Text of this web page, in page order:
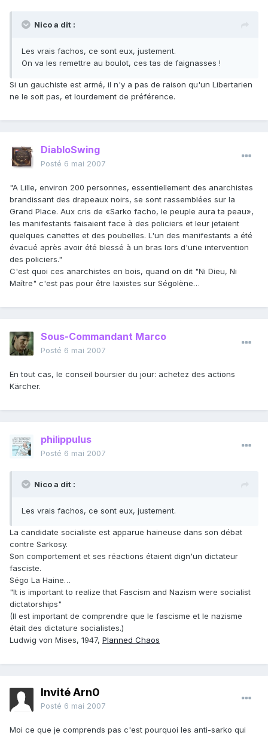
Nico a dit :
Les vrais fachos, ce sont eux, justement.
On va les remettre au boulot, ces tas de faignasses !
Si un gauchiste est armé, il n'y a pas de raison qu'un Libertarien
ne le soit pas, et lourdement de préférence.
DiabloSwing
Posté 6 mai 2007
"A Lille, environ 200 personnes, essentiellement des anarchistes
brandissant des drapeaux noirs, se sont rassemblées sur la
Grand Place. Aux cris de «Sarko facho, le peuple aura ta peau»,
les manifestants faisaient face à des policiers et leur jetaient
quelques canettes et des poubelles. L'un des manifestants a été
évacué après avoir été blessé à un bras lors d'une intervention
des policiers."
C'est quoi ces anarchistes en bois, quand on dit "Ni Dieu, Ni
Maître" c'est pas pour être laxistes sur Ségolène…
Sous-Commandant Marco
Posté 6 mai 2007
En tout cas, le conseil boursier du jour: achetez des actions
Kärcher.
philippulus
Posté 6 mai 2007
Nico a dit :
Les vrais fachos, ce sont eux, justement.
La candidate socialiste est apparue haineuse dans son débat
contre Sarkosy.
Son comportement et ses réactions étaient dign'un dictateur
fasciste.
Ségo La Haine…
"It is important to realize that Fascism and Nazism were socialist
dictatorships"
(Il est important de comprendre que le fascisme et le nazisme
était des dictature socialistes.)
Ludwig von Mises, 1947, Planned Chaos
Invité Arn0
Posté 6 mai 2007
Moi ce que je comprends pas c'est pourquoi les anti-sarko qui